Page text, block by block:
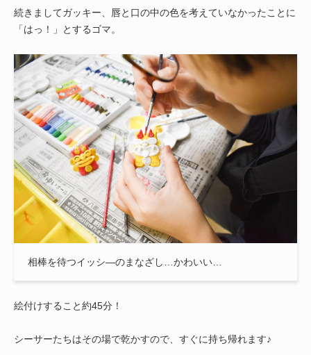
続きましてガッキー、唇と口の中の色を考えていなかったことに
「はっ！」とするゴマ。
相棒を待つイッシ―のまなざし…かわいい…
絵付けすること約45分！
シーサーたちはその場で乾かすので、すぐに持ち帰れます♪